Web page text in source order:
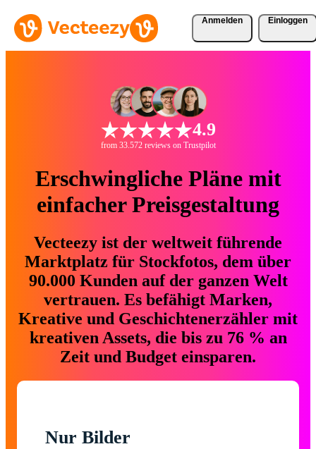
Anmelden Einloggen
4.9
from 33.572 reviews on Trustpilot
Erschwingliche Pläne mit
einfacher Preisgestaltung
Vecteezy ist der weltweit führende
Marktplatz für Stockfotos, dem über
90.000 Kunden auf der ganzen Welt
vertrauen. Es befähigt Marken,
Kreative und Geschichtenerzähler mit
kreativen Assets, die bis zu 76 % an
Zeit und Budget einsparen.
Nur Bilder